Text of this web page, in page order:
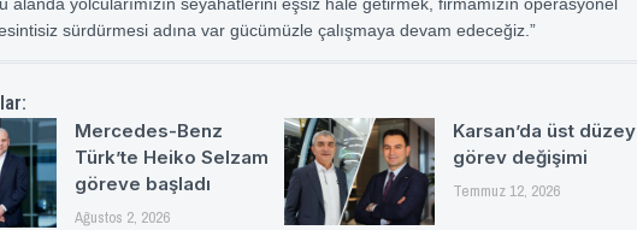
sürdürmesi adına var gücümüzle çalışmaya devam edeceğiz.”
Mercedes-Benz
Türk’te Heiko Selzam
göreve başladı
Ağustos 2, 2026
Karsan’da üst düzey
görev değişimi
Temmuz 12, 2026